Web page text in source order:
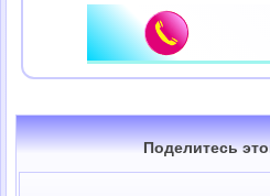
Поделитесь